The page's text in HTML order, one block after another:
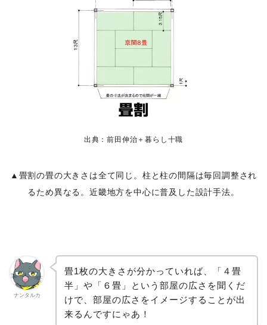
出典：前田伸治＋暮らし十職
▲畳割の畳の大きさは全て同じ。柱と柱の間隔は毎回調整され
るため異なる。近畿地方を中心に普及した設計手法。
ナンタルカ
畳1枚の大きさが分かっていれば、「４畳
半」や「６畳」という部屋の広さを聞くだ
けで、部屋の広さをイメージすることが出
来るんですにゃあ！